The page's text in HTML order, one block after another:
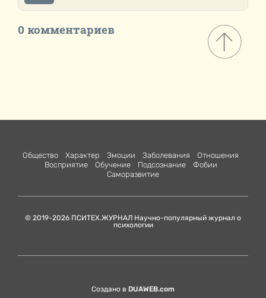
0 комментариев
Общество Характер Эмоции Заболевания
Отношения
Восприятие
Обучение Подсознание
Фобии
Саморазвитие
© 2019-2026 ПСИТЕХ.ЖУРНАЛ Научно-популярный журнал о
психологии
Создано в DUAWEB.com